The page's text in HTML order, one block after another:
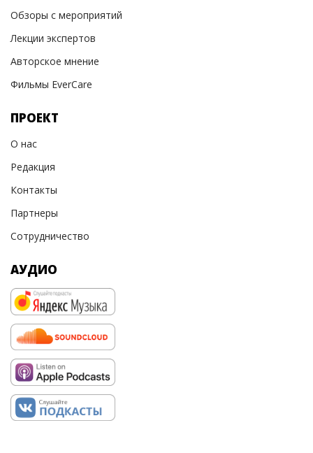
Обзоры с мероприятий
Лекции экспертов
Авторское мнение
Фильмы EverCare
ПРОЕКТ
О нас
Редакция
Контакты
Партнеры
Сотрудничество
АУДИО